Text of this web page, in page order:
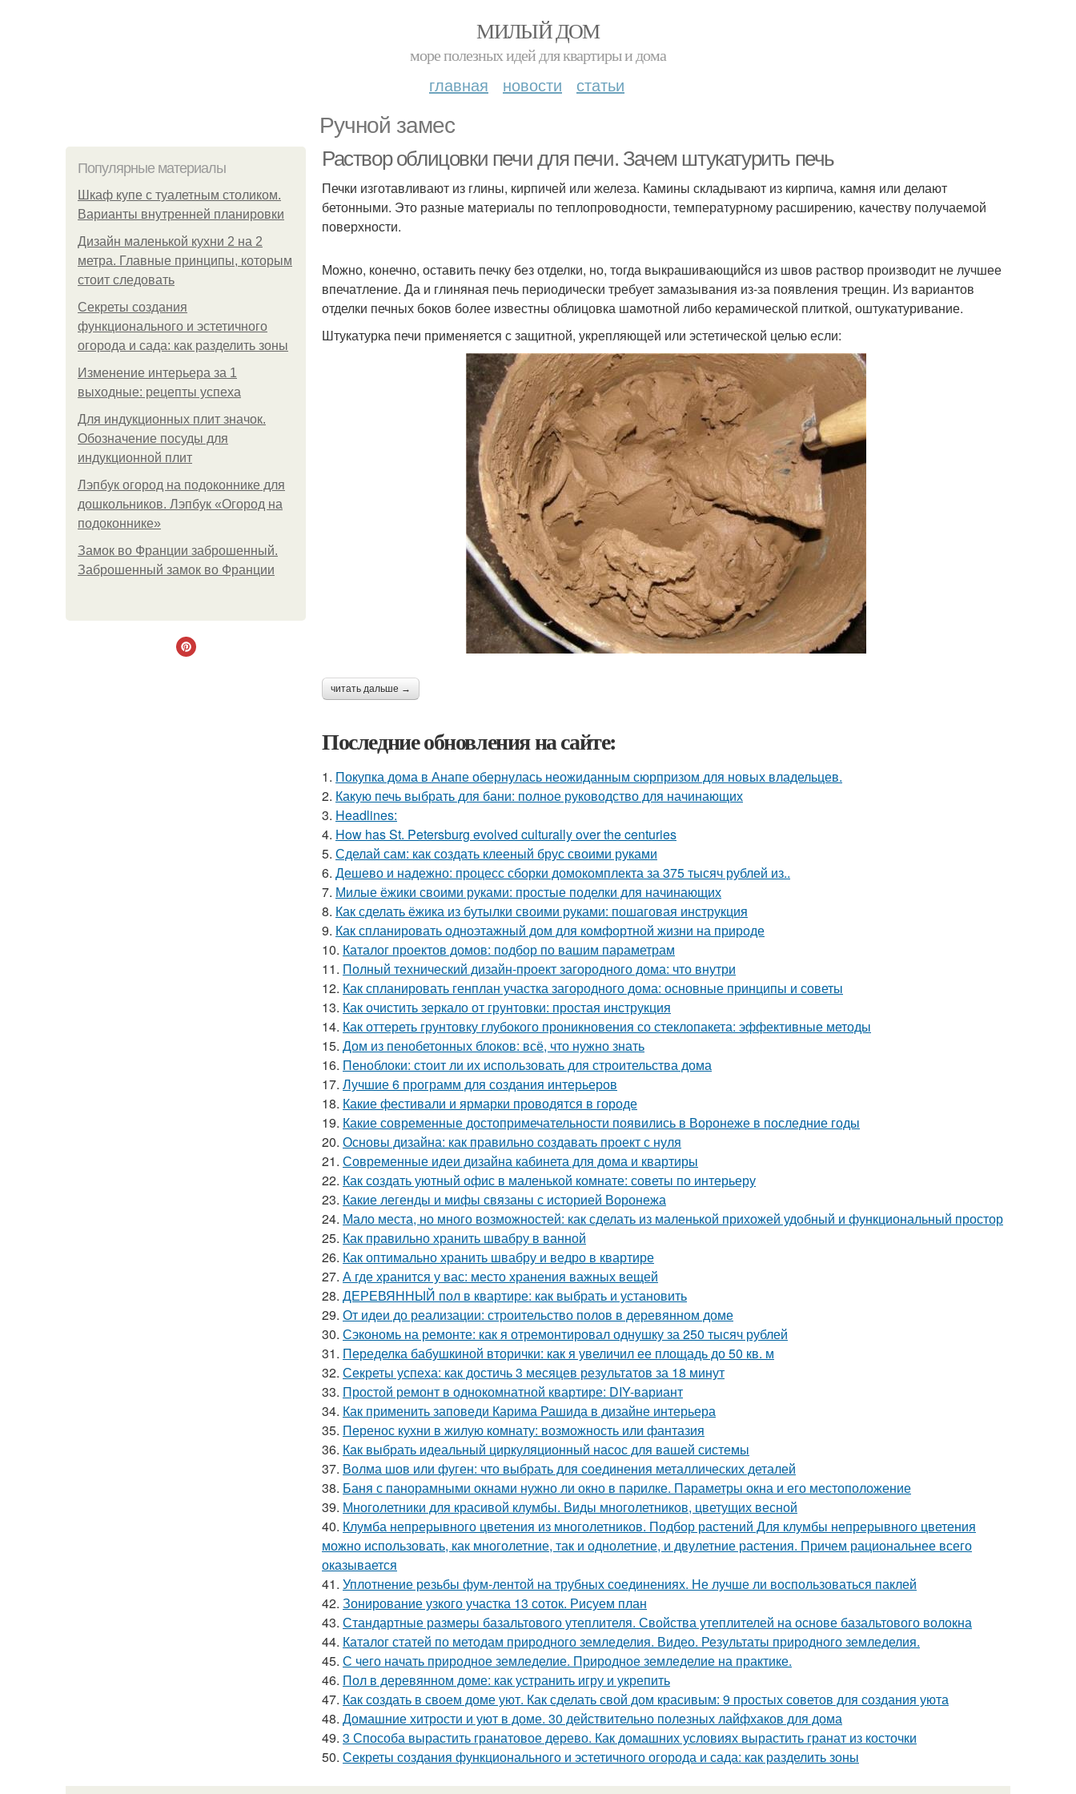
МИЛЫЙ ДОМ
море полезных идей для квартиры и дома
главная новости статьи
Ручной замес
Популярные материалы
Шкаф купе с туалетным столиком.
Варианты внутренней планировки
Дизайн маленькой кухни 2 на 2
метра. Главные принципы, которым
стоит следовать
Секреты создания
функционального и эстетичного
огорода и сада: как разделить зоны
Изменение интерьера за 1
выходные: рецепты успеха
Для индукционных плит значок.
Обозначение посуды для
индукционной плит
Лэпбук огород на подоконнике для
дошкольников. Лэпбук «Огород на
подоконнике»
Замок во Франции заброшенный.
Заброшенный замок во Франции
Раствор облицовки печи для печи. Зачем штукатурить печь
Печки изготавливают из глины, кирпичей или железа. Камины складывают из кирпича, камня или делают
бетонными. Это разные материалы по теплопроводности, температурному расширению, качеству получаемой
поверхности.
Можно, конечно, оставить печку без отделки, но, тогда выкрашивающийся из швов раствор производит не лучшее
впечатление. Да и глиняная печь периодически требует замазывания из-за появления трещин. Из вариантов
отделки печных боков более известны облицовка шамотной либо керамической плиткой, оштукатуривание.
Штукатурка печи применяется с защитной, укрепляющей или эстетической целью если:
читать дальше →
Последние обновления на сайте:
1. Покупка дома в Анапе обернулась неожиданным сюрпризом для новых владельцев.
2. Какую печь выбрать для бани: полное руководство для начинающих
3. Headlines:
4. How has St. Petersburg evolved culturally over the centuries
5. Сделай сам: как создать клееный брус своими руками
6. Дешево и надежно: процесс сборки домокомплекта за 375 тысяч рублей из..
7. Милые ёжики своими руками: простые поделки для начинающих
8. Как сделать ёжика из бутылки своими руками: пошаговая инструкция
9. Как спланировать одноэтажный дом для комфортной жизни на природе
10. Каталог проектов домов: подбор по вашим параметрам
11. Полный технический дизайн-проект загородного дома: что внутри
12. Как спланировать генплан участка загородного дома: основные принципы и советы
13. Как очистить зеркало от грунтовки: простая инструкция
14. Как оттереть грунтовку глубокого проникновения со стеклопакета: эффективные методы
15. Дом из пенобетонных блоков: всё, что нужно знать
16. Пеноблоки: стоит ли их использовать для строительства дома
17. Лучшие 6 программ для создания интерьеров
18. Какие фестивали и ярмарки проводятся в городе
19. Какие современные достопримечательности появились в Воронеже в последние годы
20. Основы дизайна: как правильно создавать проект с нуля
21. Современные идеи дизайна кабинета для дома и квартиры
22. Как создать уютный офис в маленькой комнате: советы по интерьеру
23. Какие легенды и мифы связаны с историей Воронежа
24. Мало места, но много возможностей: как сделать из маленькой прихожей удобный и функциональный простор
25. Как правильно хранить швабру в ванной
26. Как оптимально хранить швабру и ведро в квартире
27. А где хранится у вас: место хранения важных вещей
28. ДЕРЕВЯННЫЙ пол в квартире: как выбрать и установить
29. От идеи до реализации: строительство полов в деревянном доме
30. Сэкономь на ремонте: как я отремонтировал однушку за 250 тысяч рублей
31. Переделка бабушкиной вторички: как я увеличил ее площадь до 50 кв. м
32. Секреты успеха: как достичь 3 месяцев результатов за 18 минут
33. Простой ремонт в однокомнатной квартире: DIY-вариант
34. Как применить заповеди Карима Рашида в дизайне интерьера
35. Перенос кухни в жилую комнату: возможность или фантазия
36. Как выбрать идеальный циркуляционный насос для вашей системы
37. Волма шов или фуген: что выбрать для соединения металлических деталей
38. Баня с панорамными окнами нужно ли окно в парилке. Параметры окна и его местоположение
39. Многолетники для красивой клумбы. Виды многолетников, цветущих весной
40. Клумба непрерывного цветения из многолетников. Подбор растений Для клумбы непрерывного цветения
можно использовать, как многолетние, так и однолетние, и двулетние растения. Причем рациональнее всего
оказывается
41. Уплотнение резьбы фум-лентой на трубных соединениях. Не лучше ли воспользоваться паклей
42. Зонирование узкого участка 13 соток. Рисуем план
43. Стандартные размеры базальтового утеплителя. Свойства утеплителей на основе базальтового волокна
44. Каталог статей по методам природного земледелия. Видео. Результаты природного земледелия.
45. С чего начать природное земледелие. Природное земледелие на практике.
46. Пол в деревянном доме: как устранить игру и укрепить
47. Как создать в своем доме уют. Как сделать свой дом красивым: 9 простых советов для создания уюта
48. Домашние хитрости и уют в доме. 30 действительно полезных лайфхаков для дома
49. 3 Способа вырастить гранатовое дерево. Как домашних условиях вырастить гранат из косточки
50. Секреты создания функционального и эстетичного огорода и сада: как разделить зоны